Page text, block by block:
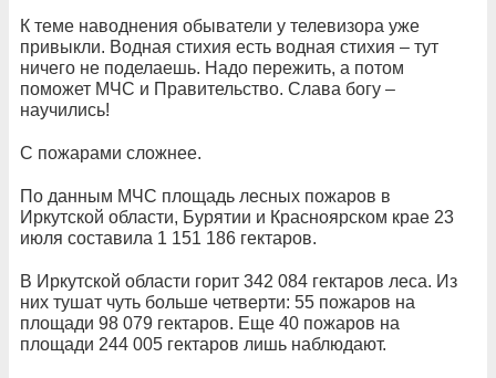
К теме наводнения обыватели у телевизора уже
привыкли. Водная стихия есть водная стихия – тут
ничего не поделаешь. Надо пережить, а потом
поможет МЧС и Правительство. Слава богу –
научились!
С пожарами сложнее.
По данным МЧС площадь лесных пожаров в
Иркутской области, Бурятии и Красноярском крае 23
июля составила 1 151 186 гектаров.
В Иркутской области горит 342 084 гектаров леса. Из
них тушат чуть больше четверти: 55 пожаров на
площади 98 079 гектаров. Еще 40 пожаров на
площади 244 005 гектаров лишь наблюдают.